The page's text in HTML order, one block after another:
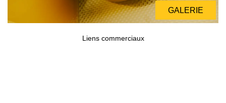
GALERIE
GALERIE
Liens commerciaux